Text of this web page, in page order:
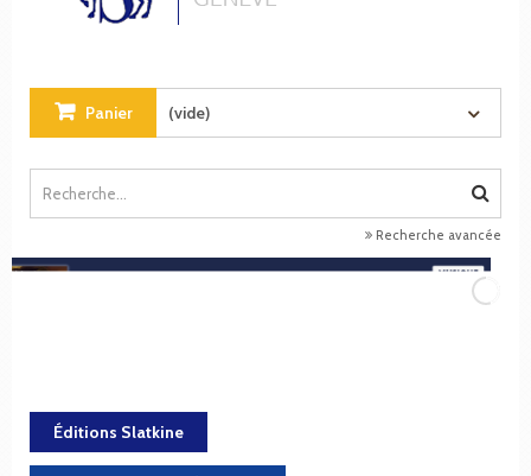
Panier (vide)
Recherche avancée
Éditions Slatkine